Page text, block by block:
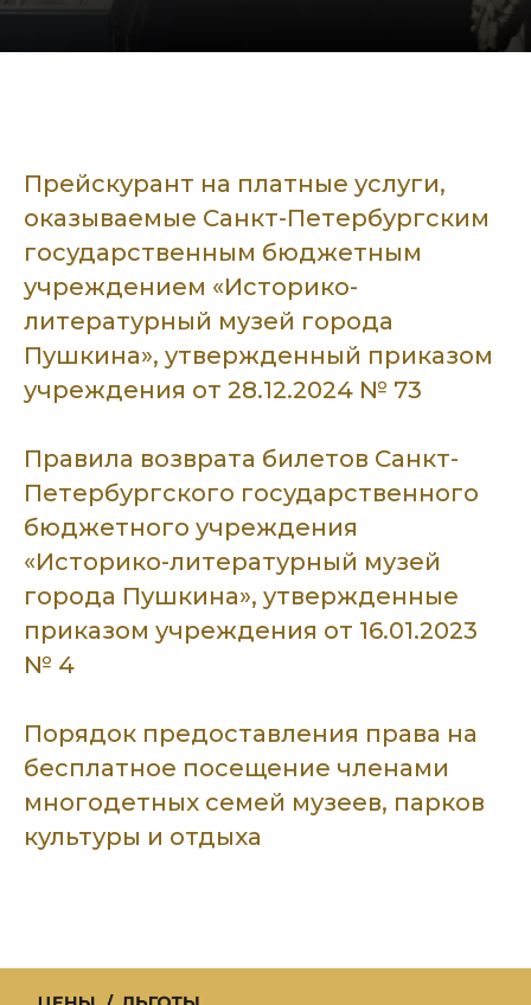
Прейскурант на платные услуги,
оказываемые Санкт-Петербургским
государственным бюджетным
учреждением «Историко-
литературный музей города
Пушкина», утвержденный приказом
учреждения от 28.12.2024 № 73
Правила возврата билетов Санкт-
Петербургского государственного
бюджетного учреждения
«Историко-литературный музей
города Пушкина», утвержденные
приказом учреждения от 16.01.2023
№ 4
Порядок предоставления права на
бесплатное посещение членами
многодетных семей музеев, парков
культуры и отдыха